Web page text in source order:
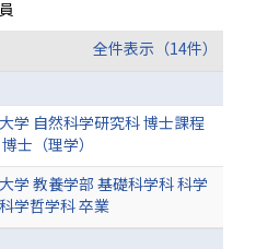
全件表示（14件）
学 自然科学研究科 博士課程
士（理学）
学 教養学部 基礎科学科 科学
学哲学科 卒業